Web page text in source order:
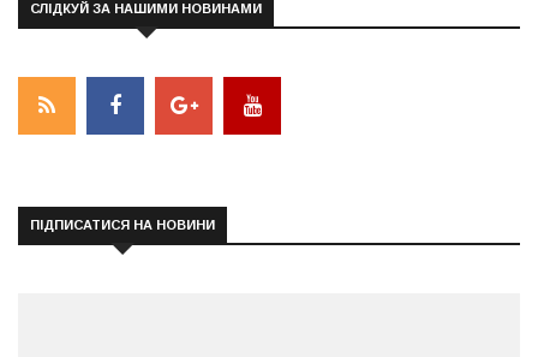
СЛІДКУЙ ЗА НАШИМИ НОВИНАМИ
ПІДПИСАТИСЯ НА НОВИНИ